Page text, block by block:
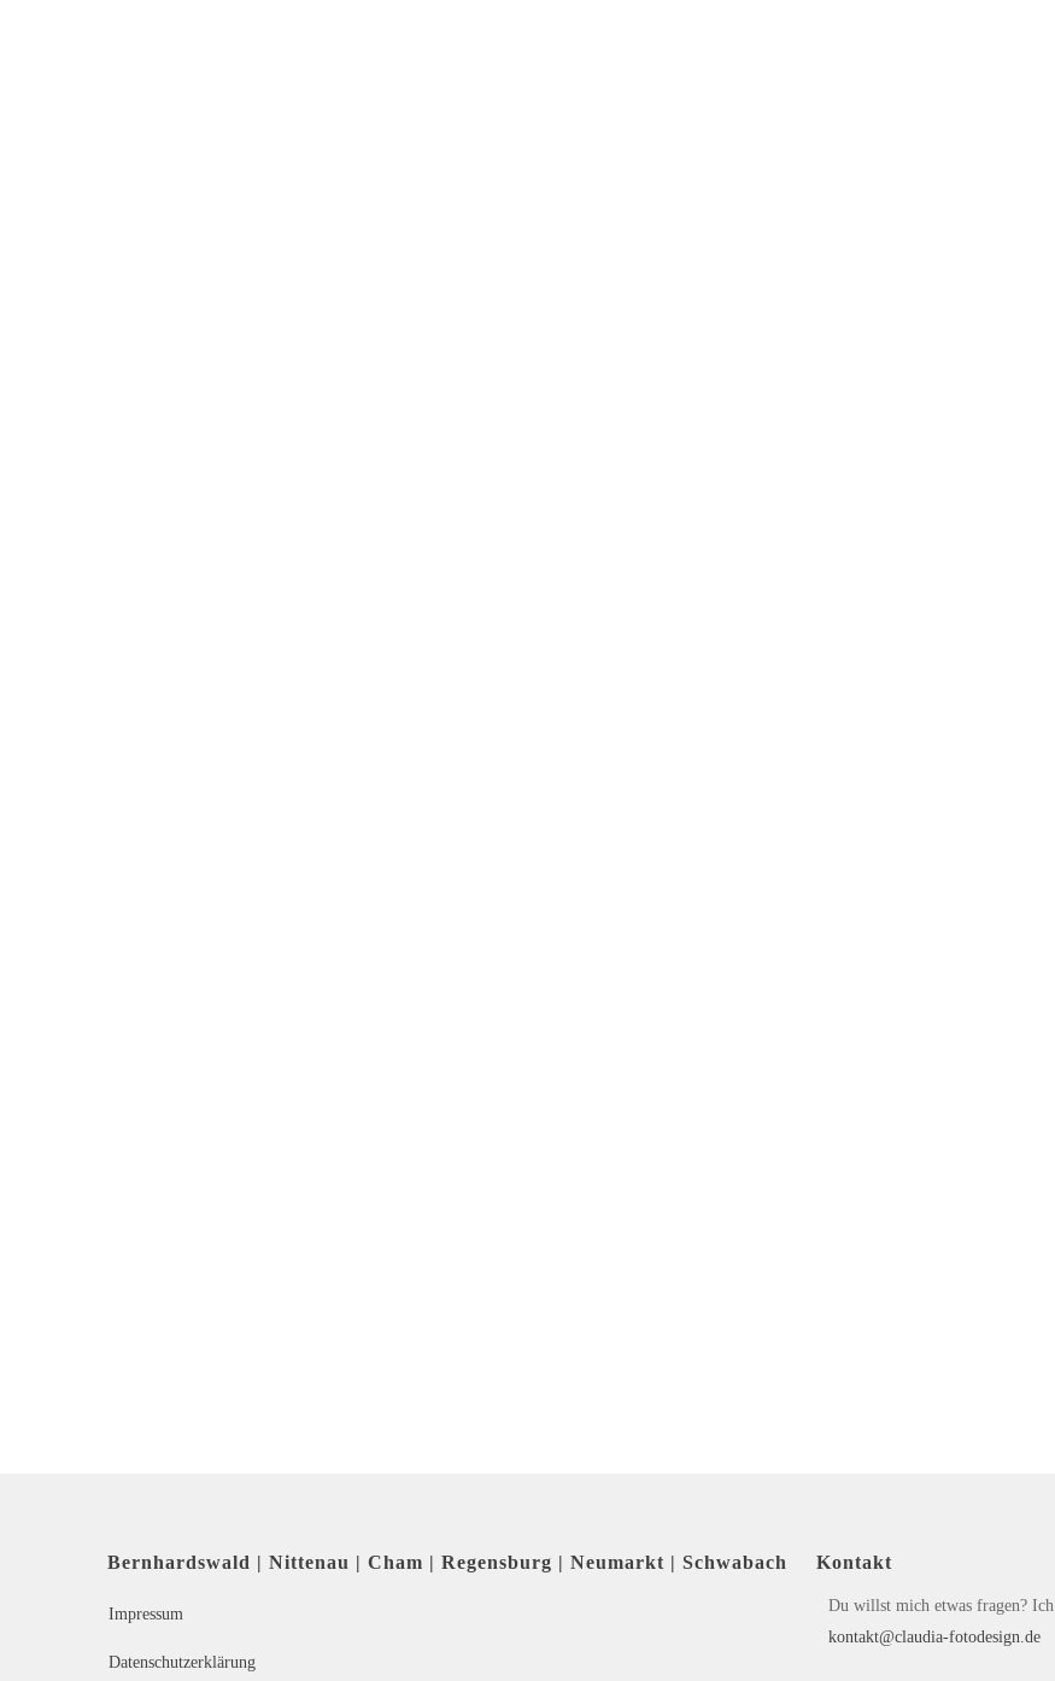
Bernhardswald | Nittenau | Cham | Regensburg | Neumarkt | Schwabach
Impressum
Datenschutzerklärung
Kontakt
Du willst mich etwas fragen?
kontakt@claudia-fotodesign.de